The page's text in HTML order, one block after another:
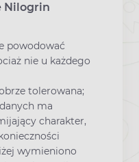
Nilogrin
powodować
nie u każdego
tolerowana;
ma
charakter,
wymieniono